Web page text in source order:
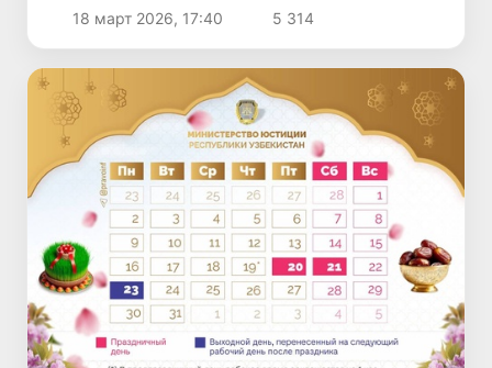
18 март 2026, 17:40 5 314